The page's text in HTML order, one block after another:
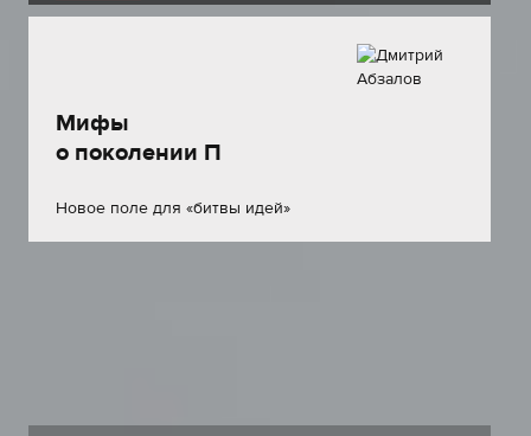
Мифы
о поколении П
Новое поле для «битвы идей»